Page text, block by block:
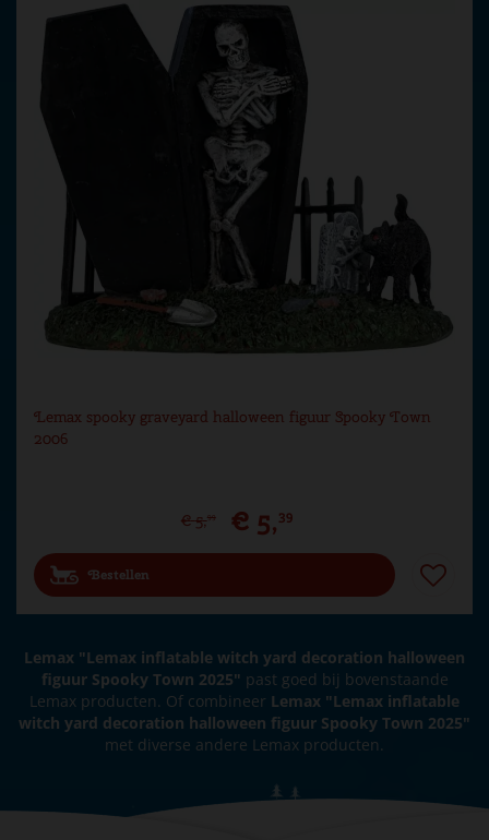
Lemax spooky graveyard halloween figuur Spooky Town
2006
€ 5,99 € 5,39
Bestellen
Lemax "Lemax inflatable witch yard decoration halloween
figuur Spooky Town 2025" past goed bij bovenstaande
Lemax producten. Of combineer Lemax "Lemax inflatable
witch yard decoration halloween figuur Spooky Town 2025"
met diverse andere Lemax producten.